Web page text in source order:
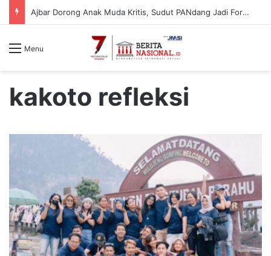
Ajbar Dorong Anak Muda Kritis, Sudut PANdang Jadi Forum Bedah Data Pembangunan Sulbar
Menu
kakoto refleksi